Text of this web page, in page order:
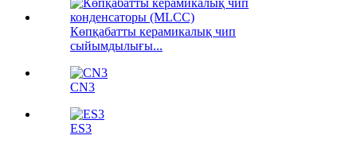
Көпқабатты керамикалық чип
сыйымдылығы...
CN3
ES3